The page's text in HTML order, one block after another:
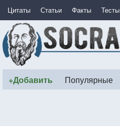
Цитаты Статьи Факты Тесты
+Добавить Популярные